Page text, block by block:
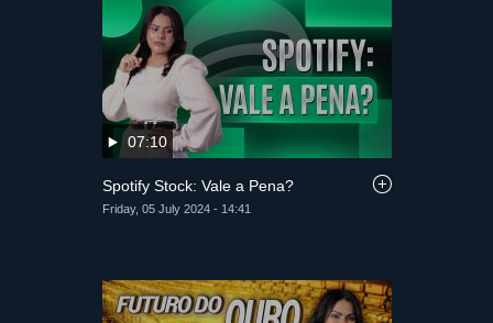
07:10
Spotify Stock: Vale a Pena?
Friday, 05 July 2024 - 14:41